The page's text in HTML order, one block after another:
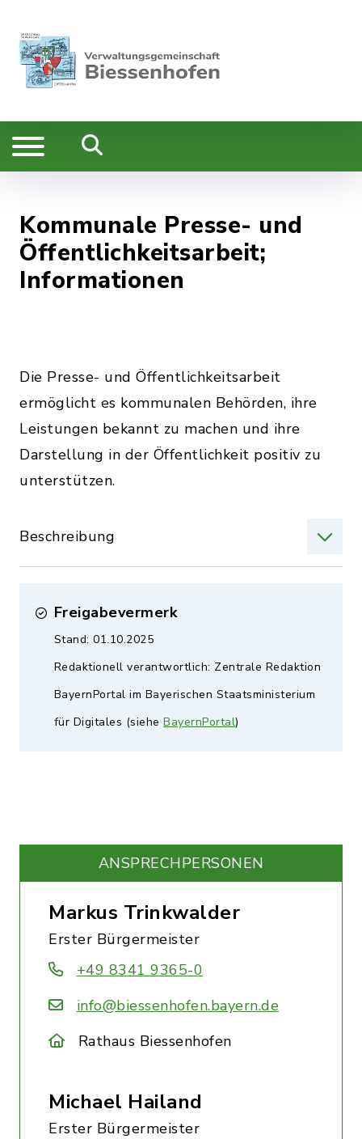
Kommunale Presse- und
Öffentlichkeitsarbeit;
Informationen
Die Presse- und Öffentlichkeitsarbeit
ermöglicht es kommunalen Behörden, ihre
Leistungen bekannt zu machen und ihre
Darstellung in der Öffentlichkeit positiv zu
unterstützen.
Beschreibung
Freigabevermerk
Stand: 01.10.2025
Redaktionell verantwortlich: Zentrale Redaktion
BayernPortal im Bayerischen Staatsministerium
für Digitales (siehe BayernPortal)
ANSPRECHPERSONEN
Markus Trinkwalder
Erster Bürgermeister
+49 8341 9365-0
info@biessenhofen.bayern.de
Rathaus Biessenhofen
Michael Hailand
Erster Bürgermeister